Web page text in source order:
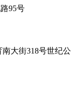
95号
大街318号世纪公